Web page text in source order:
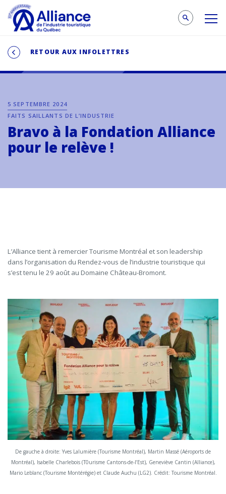
RETOUR AUX INFOLETTRES
5 SEPTEMBRE 2024
FAITS SAILLANTS DE L’INDUSTRIE
Bravo à la Fondation Alliance
pour le relève !
L’Alliance tient à remercier Tourisme Montréal et son leadership
dans l’organisation du Rendez-vous de l’industrie touristique qui
s’est tenu le 29 août au Domaine Château-Bromont.
De gauche à droite: Yves Lalumière (Tourisme Montréal), Martin Massé (Aéroports de
Montréal), Isabelle Charlebois (T0urisme Cantons-de-l’Est), Geneviève Cantin (Alliance),
Mario Leblanc (Tourisme Montérégie) et Claude Auchu (LG2). Crédit: Tourisme Montréal.